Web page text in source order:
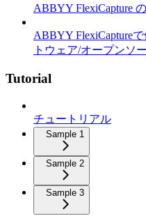
ABBYY FlexiCapture
ABBYY FlexiCapture
トウェア/オープンソ
Tutorial
チュートリアル
Sample 1
Sample 2
Sample 3